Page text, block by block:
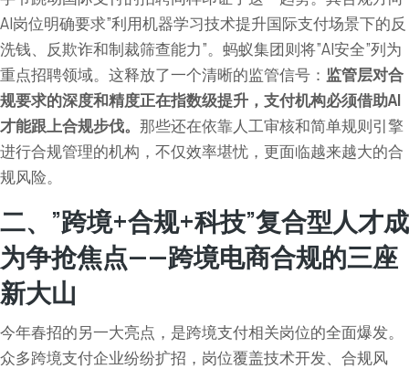
AI岗位明确要求”利用机器学习技术提升国际支付场景下的反
洗钱、反欺诈和制裁筛查能力”。蚂蚁集团则将”AI安全”列为
重点招聘领域。这释放了一个清晰的监管信号： 监管层对合
规要求的深度和精度正在指数级提升，支付机构必须借助AI
才能跟上合规步伐。 那些还在依靠人工审核和简单规则引擎
进行合规管理的机构，不仅效率堪忧，更面临越来越大的合
规风险。
二、”跨境+合规+科技”复合型人才成
为争抢焦点——跨境电商合规的三座
新大山
今年春招的另一大亮点，是跨境支付相关岗位的全面爆发。
众多跨境支付企业纷纷扩招，岗位覆盖技术开发、合规风